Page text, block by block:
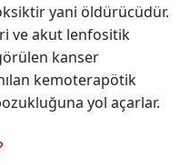
yani öldürücüdür.
ve akut lenfositik
kanser
kemoterapötik
yol açarlar.